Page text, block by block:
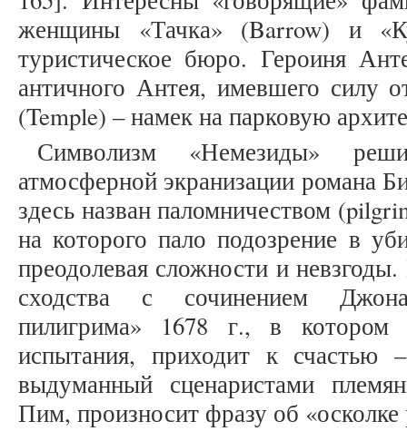
женщины «Тачка» (Barrow) и
туристическое бюро. Героиня
античного Антея, имевшего силу
(Temple) – намек на парковую
Символизм «Немезиды»
атмосферной экранизации романа
здесь назван паломничеством
на которого пало подозрение в
преодолевая сложности и
сходства с сочинением
пилигрима» 1678 г., в котором
испытания, приходит к
выдуманный сценаристами
Пим, произносит фразу об «осколке